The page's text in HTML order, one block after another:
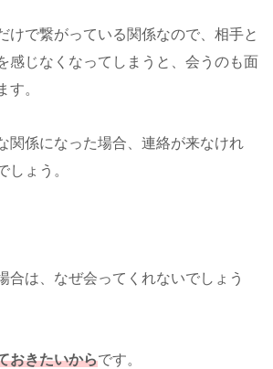
けで繋がっている関係なので、相手と
感じなくなってしまうと、会うのも面
す。
関係になった場合、連絡が来なけれ
しょう。
合は、なぜ会ってくれないでしょう
おきたいからです。